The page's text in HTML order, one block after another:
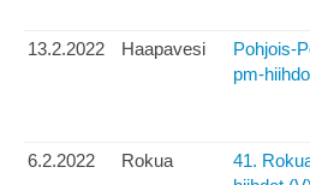
13.2.2022
Haapavesi
Pohjois-
pm-
6.2.2022
Rokua
41.